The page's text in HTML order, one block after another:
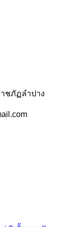
ชภัฏลำปาง